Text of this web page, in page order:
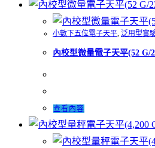
小數下五位電子天平, 泛用型實
內校型微量電子天平(52 G/
查看內容